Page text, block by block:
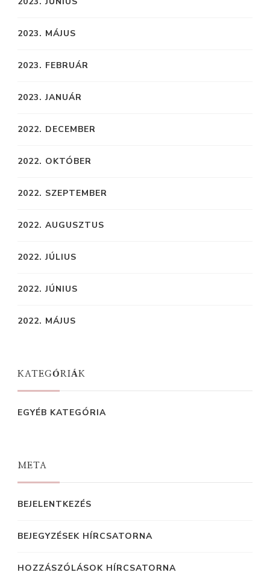
2023. MÁJUS
2023. FEBRUÁR
2023. JANUÁR
2022. DECEMBER
2022. OKTÓBER
2022. SZEPTEMBER
2022. AUGUSZTUS
2022. JÚLIUS
2022. JÚNIUS
2022. MÁJUS
KATEGÓRIÁK
EGYÉB KATEGÓRIA
META
BEJELENTKEZÉS
BEJEGYZÉSEK HÍRCSATORNA
HOZZÁSZÓLÁSOK HÍRCSATORNA